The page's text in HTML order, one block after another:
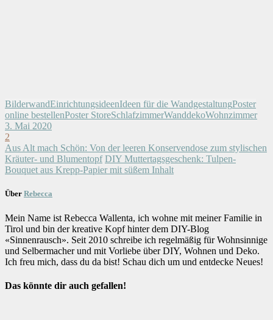
BilderwandEinrichtungsideenIdeen für die WandgestaltungPoster
online bestellenPoster StoreSchlafzimmerWanddekoWohnzimmer
3. Mai 2020
2
Aus Alt mach Schön: Von der leeren Konservendose zum stylischen
Kräuter- und Blumentopf DIY Muttertagsgeschenk: Tulpen-
Bouquet aus Krepp-Papier mit süßem Inhalt
Über Rebecca
Mein Name ist Rebecca Wallenta, ich wohne mit meiner Familie in
Tirol und bin der kreative Kopf hinter dem DIY-Blog
«Sinnenrausch». Seit 2010 schreibe ich regelmäßig für Wohnsinnige
und Selbermacher und mit Vorliebe über DIY, Wohnen und Deko.
Ich freu mich, dass du da bist! Schau dich um und entdecke Neues!
Das könnte dir auch gefallen!